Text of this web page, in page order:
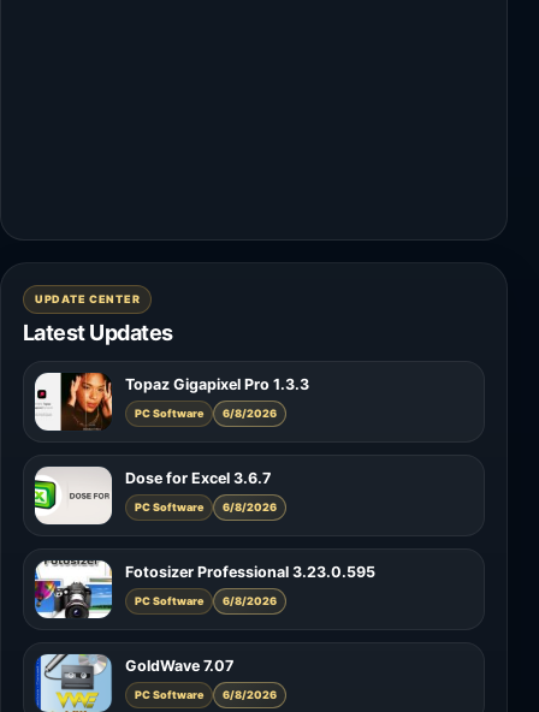
UPDATE CENTER
Latest Updates
Topaz Gigapixel Pro 1.3.3
PC Software 6/8/2026
Dose for Excel 3.6.7
PC Software 6/8/2026
Fotosizer Professional 3.23.0.595
PC Software 6/8/2026
GoldWave 7.07
PC Software 6/8/2026